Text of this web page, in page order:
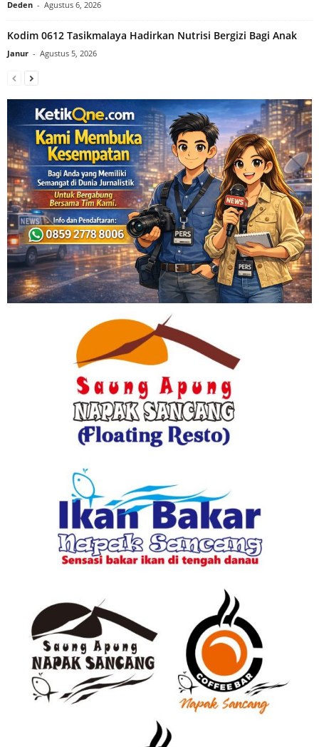
Deden - Agustus 6, 2026
Kodim 0612 Tasikmalaya Hadirkan Nutrisi Bergizi Bagi Anak
Janur - Agustus 5, 2026